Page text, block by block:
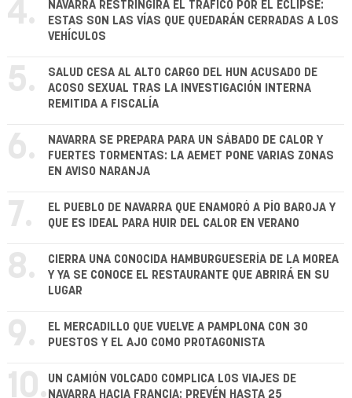
4.
NAVARRA RESTRINGIRÁ EL TRÁFICO POR EL ECLIPSE:
ESTAS SON LAS VÍAS QUE QUEDARÁN CERRADAS A LOS
VEHÍCULOS
5.
SALUD CESA AL ALTO CARGO DEL HUN ACUSADO DE
ACOSO SEXUAL TRAS LA INVESTIGACIÓN INTERNA
REMITIDA A FISCALÍA
6.
NAVARRA SE PREPARA PARA UN SÁBADO DE CALOR Y
FUERTES TORMENTAS: LA AEMET PONE VARIAS ZONAS
EN AVISO NARANJA
7.
EL PUEBLO DE NAVARRA QUE ENAMORÓ A PÍO BAROJA Y
QUE ES IDEAL PARA HUIR DEL CALOR EN VERANO
8.
CIERRA UNA CONOCIDA HAMBURGUESERÍA DE LA MOREA
Y YA SE CONOCE EL RESTAURANTE QUE ABRIRÁ EN SU
LUGAR
9.
EL MERCADILLO QUE VUELVE A PAMPLONA CON 30
PUESTOS Y EL AJO COMO PROTAGONISTA
10. UN CAMIÓN VOLCADO COMPLICA LOS VIAJES DE
NAVARRA HACIA FRANCIA: PREVÉN HASTA 25